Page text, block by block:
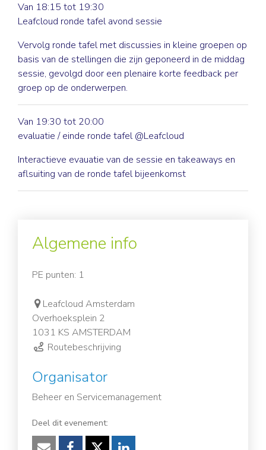
Van 18:15 tot 19:30
Leafcloud ronde tafel avond sessie
Vervolg ronde tafel met discussies in kleine groepen op
basis van de stellingen die zijn geponeerd in de middag
sessie, gevolgd door een plenaire korte feedback per
groep op de onderwerpen.
Van 19:30 tot 20:00
evaluatie / einde ronde tafel @Leafcloud
Interactieve evauatie van de sessie en takeaways en
aflsuiting van de ronde tafel bijeenkomst
Algemene info
PE punten: 1
Leafcloud Amsterdam
Overhoeksplein 2
1031 KS AMSTERDAM
Routebeschrijving
Organisator
Beheer en Servicemanagement
Deel dit evenement: